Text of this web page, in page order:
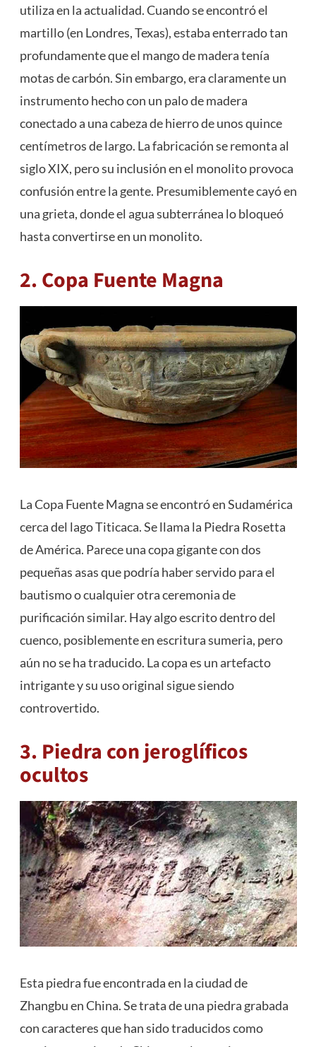
utiliza en la actualidad. Cuando se encontró el
martillo (en Londres, Texas), estaba enterrado tan
profundamente que el mango de madera tenía
motas de carbón. Sin embargo, era claramente un
instrumento hecho con un palo de madera
conectado a una cabeza de hierro de unos quince
centímetros de largo. La fabricación se remonta al
siglo XIX, pero su inclusión en el monolito provoca
confusión entre la gente. Presumiblemente cayó en
una grieta, donde el agua subterránea lo bloqueó
hasta convertirse en un monolito.
2. Copa Fuente Magna
La Copa Fuente Magna se encontró en Sudamérica
cerca del lago Titicaca. Se llama la Piedra Rosetta
de América. Parece una copa gigante con dos
pequeñas asas que podría haber servido para el
bautismo o cualquier otra ceremonia de
purificación similar. Hay algo escrito dentro del
cuenco, posiblemente en escritura sumeria, pero
aún no se ha traducido. La copa es un artefacto
intrigante y su uso original sigue siendo
controvertido.
3. Piedra con jeroglíficos
ocultos
Esta piedra fue encontrada en la ciudad de
Zhangbu en China. Se trata de una piedra grabada
con caracteres que han sido traducidos como